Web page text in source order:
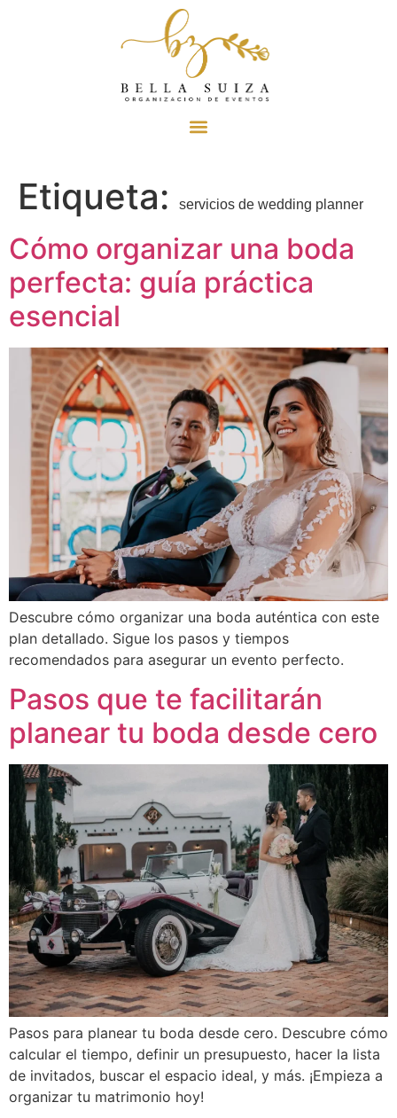
Etiqueta: servicios de wedding planner
Cómo organizar una boda
perfecta: guía práctica
esencial
Descubre cómo organizar una boda auténtica con este
plan detallado. Sigue los pasos y tiempos
recomendados para asegurar un evento perfecto.
Pasos que te facilitarán
planear tu boda desde cero
Pasos para planear tu boda desde cero. Descubre cómo
calcular el tiempo, definir un presupuesto, hacer la lista
de invitados, buscar el espacio ideal, y más. ¡Empieza a
organizar tu matrimonio hoy!